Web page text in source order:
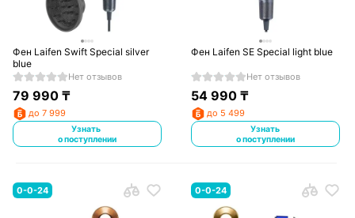
Фен Laifen Swift Special silver
blue
Нет отзывов
79 990₸
до 7 999
Узнать
о поступлении
Фен Laifen SE Special light blue
Нет отзывов
54 990 ₸
до 5 499
Узнать
о поступлении
0-0-24 0-0-24